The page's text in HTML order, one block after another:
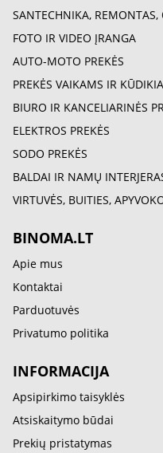
SANTECHNIKA, REMONTAS,
FOTO IR VIDEO ĮRANGA
AUTO-MOTO PREKĖS
PREKĖS VAIKAMS IR
BIURO IR KANCELIARINĖS
ELEKTROS PREKĖS
SODO PREKĖS
BALDAI IR NAMŲ
VIRTUVĖS, BUITIES,
BINOMA.LT
Apie mus
Kontaktai
Parduotuvės
Privatumo politika
INFORMACIJA
Apsipirkimo taisyklės
Atsiskaitymo būdai
Prekių pristatymas